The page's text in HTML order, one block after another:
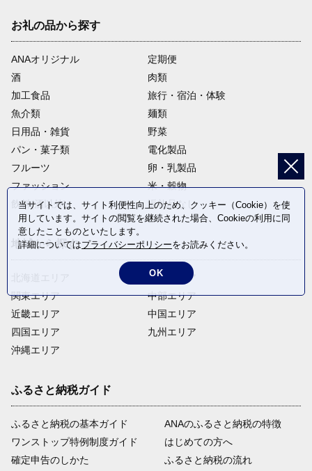
お礼の品から探す
ANAオリジナル
定期便
酒
肉類
加工食品
旅行・宿泊・体験
魚介類
麺類
日用品・雑貨
野菜
パン・菓子類
電化製品
フルーツ
卵・乳製品
ファッション
米・穀物
飲料(酒以外)
返礼品なし
地域から探す
関東エリア
近畿エリア
四国エリア
沖縄エリア
東北エリア
中部エリア
中国エリア
九州エリア
ふるさと納税ガイド
ふるさと納税の基本ガイド
ワンストップ特例制度ガイド
確定申告のしかた
ANAのふるさと納税の特徴
はじめての方へ
ふるさと納税の流れ
当サイトでは、サイト利便性向上のため、クッキー（Cookie）を使
用しています。サイトの閲覧を継続された場合、Cookieの利用に同
意したことものといたします。
詳細についてはプライバシーポリシーをお読みください。
OK